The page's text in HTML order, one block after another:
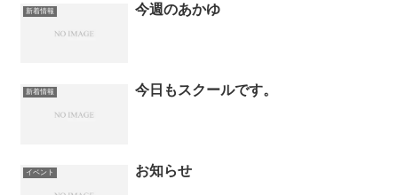
新着情報 今週のあかゆ
新着情報 今日もスクールです。
イベント お知らせ